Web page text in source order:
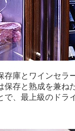
庫とワインセラ
存と熟成を兼ね
、最上級のドラ